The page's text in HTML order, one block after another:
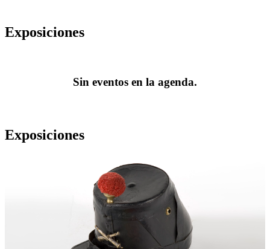
Exposiciones
Sin eventos en la agenda.
Exposiciones